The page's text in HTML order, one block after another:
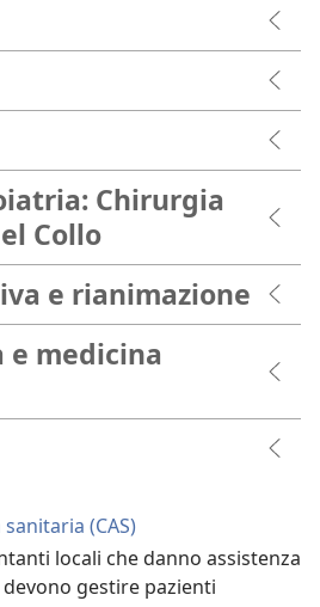
Chirurgia
Collo
e rianimazione
e medicina
(CAS)
locali che danno assistenza
gestire pazienti